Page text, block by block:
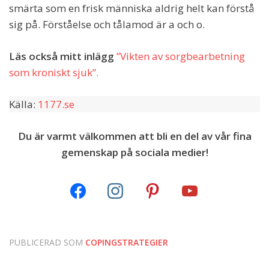
smärta som en frisk människa aldrig helt kan förstå
sig på. Förståelse och tålamod är a och o.
Läs också mitt inlägg ”Vikten av sorgbearbetning
som kroniskt sjuk”.
Källa: 1177.se
Du är varmt välkommen att bli en del av vår fina
gemenskap på sociala medier!
PUBLICERAD SOM COPINGSTRATEGIER